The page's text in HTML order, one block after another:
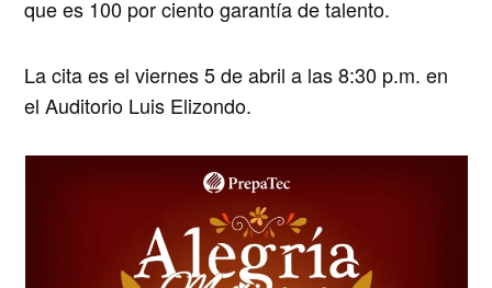
que es 100 por ciento garantía de talento.
La cita es elviernes 5 de abril a las 8:30 p.m.en
el Auditorio Luis Elizondo.